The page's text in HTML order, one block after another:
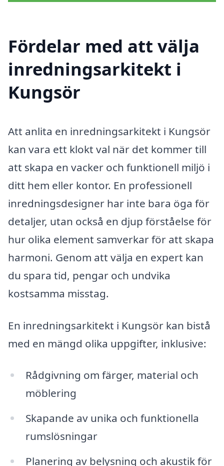
Fördelar med att välja
inredningsarkitekt i
Kungsör
Att anlita en inredningsarkitekt i Kungsör
kan vara ett klokt val när det kommer till
att skapa en vacker och funktionell miljö i
ditt hem eller kontor. En professionell
inredningsdesigner har inte bara öga för
detaljer, utan också en djup förståelse för
hur olika element samverkar för att skapa
harmoni. Genom att välja en expert kan
du spara tid, pengar och undvika
kostsamma misstag.
En inredningsarkitekt i Kungsör kan bistå
med en mängd olika uppgifter, inklusive:
Rådgivning om färger, material och
möblering
Skapande av unika och funktionella
rumslösningar
Planering av belysning och akustik för